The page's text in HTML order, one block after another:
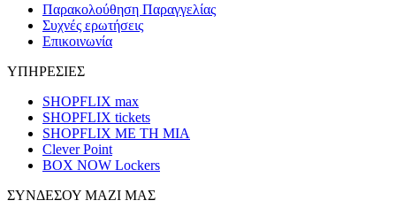
Παρακολούθηση Παραγγελίας
Συχνές ερωτήσεις
Επικοινωνία
ΥΠΗΡΕΣΙΕΣ
SHOPFLIX max
SHOPFLIX tickets
SHOPFLIX ΜΕ ΤΗ ΜΙΑ
Clever Point
BOX NOW Lockers
ΣΥΝΔΕΣΟΥ ΜΑΖΙ ΜΑΣ